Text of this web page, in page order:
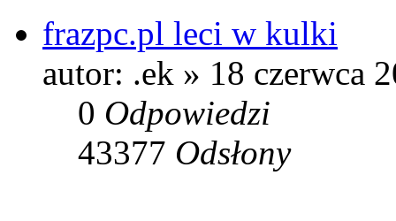
frazpc.pl leci w kulki
autor: .ek » 18 czerwca
0 Odpowiedzi
43377 Odsłony